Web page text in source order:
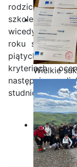
Wielkie
ze
CISCO!
rodziców oraz
szkole.
wicedyrektor
roku szkolnym
piątych
kryteriach
następnie
studniówki.